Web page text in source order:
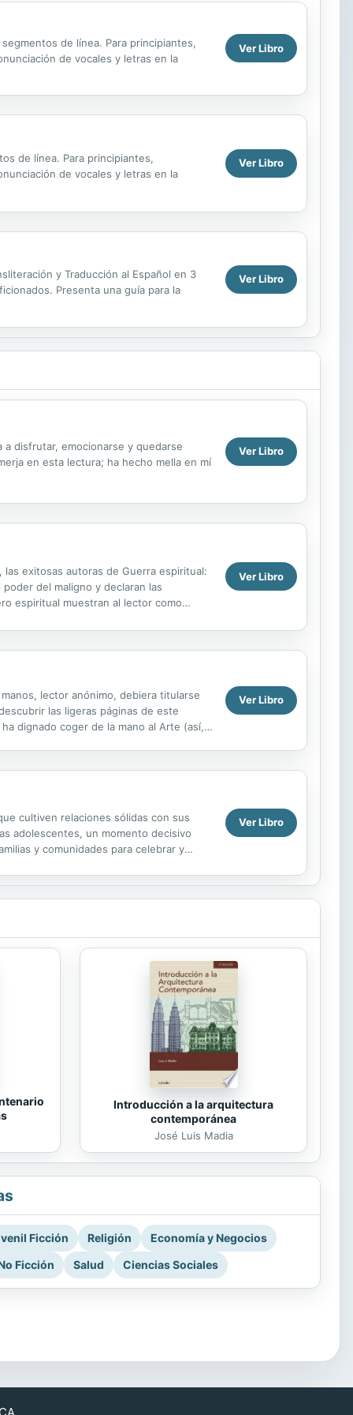
de línea. Para principiantes,
de vocales y letras en la
Ver Libro
de línea. Para principiantes,
de vocales y letras en la
Ver Libro
y Traducción al Español en 3
Presenta una guía para la
Ver Libro
disfrutar, emocionarse y quedarse
en esta lectura; ha hecho mella en mí
Ver Libro
exitosas autoras de Guerra espiritual:
del maligno y declaran las
espiritual muestran al lector como
Ver Libro
lector anónimo, debiera titularse
las ligeras páginas de este
dignado coger de la mano al Arte (así,
Ver Libro
cultiven relaciones sólidas con sus
adolescentes, un momento decisivo
y comunidades para celebrar y
Ver Libro
Introducción a la arquitectura
contemporánea
José Luis Madia
Ficción Religión
Economía y Negocios
Ficción
Salud Ciencias Sociales